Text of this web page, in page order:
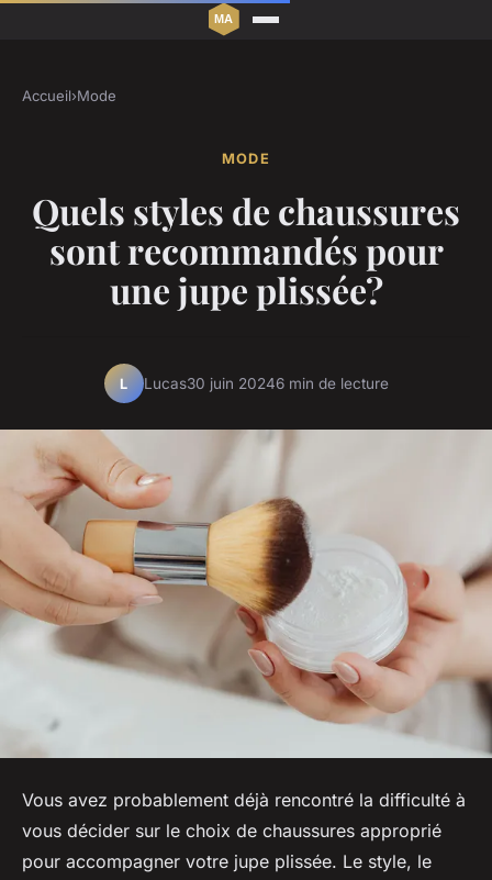
Accueil›Mode
MODE
Quels styles de chaussures
sont recommandés pour
une jupe plissée?
L Lucas30 juin 20246 min de lecture
Vous avez probablement déjà rencontré la difficulté à
vous décider sur le choix de chaussures approprié
pour accompagner votre jupe plissée. Le style, le